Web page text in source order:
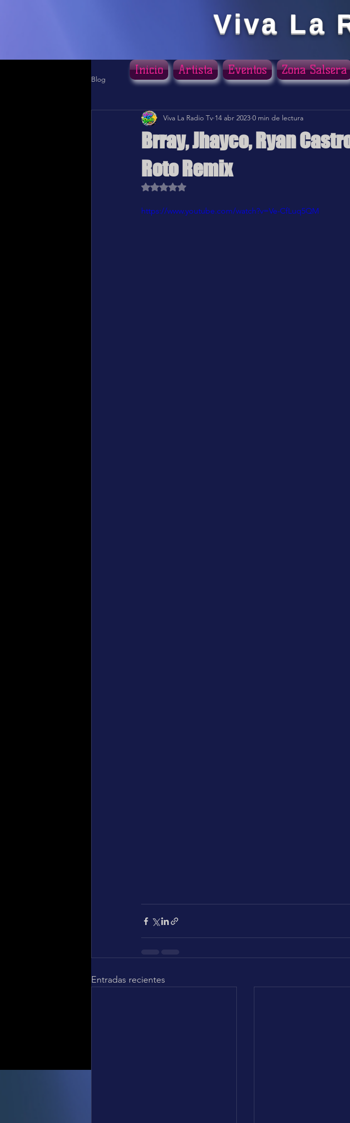
Viva La
Blog
Brray, Jhayco, Ryan
Roto Remix
Viva La Radio Tv 14 abr 2023 0 min de lectura
Obtuvo NaN de 5 estrellas.
https://www.youtube.com/watch?v=Ve-CfLuq5QM
Entradas recientes
Inicio Artista Eventos Zona Salsera